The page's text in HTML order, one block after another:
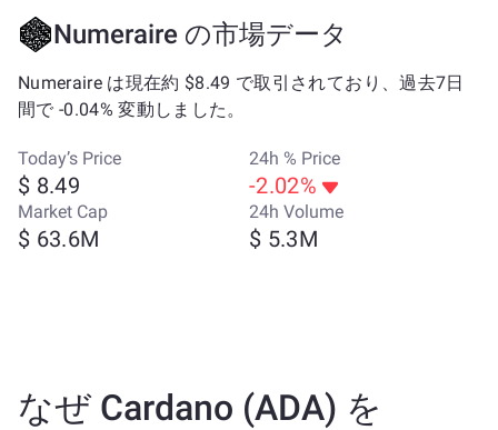
Numeraire の市場データ
Numeraire は現在約 $8.49 で取引されており、過去7日
間で -0.04% 変動しました。
Today’s Price
$ 8.49
24h % Price
-2.02%
Market Cap
$ 63.6M
24h Volume
$ 5.3M
なぜ Cardano (ADA) を